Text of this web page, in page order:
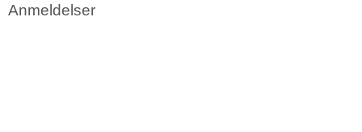
Anmeldelser